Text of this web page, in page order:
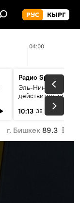
РУС КЫРГ
04:00
Радио Sputnik
Эль-Ниньо, жара и
действительно
погоду в
10:13 38 мин
г. Бишкек 89.3